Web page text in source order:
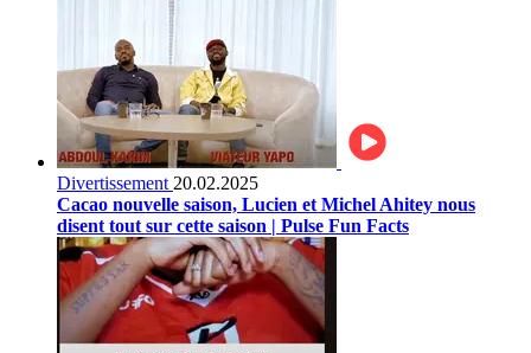
Divertissement 20.02.2025
Cacao nouvelle saison, Lucien et Michel Ahitey nous
disent tout sur cette saison | Pulse Fun Facts